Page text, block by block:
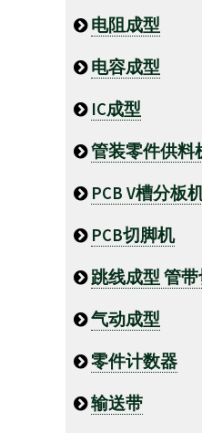
电阻成型
电容成型
IC成型
管装零件供料
PCB V槽分板
PCB切脚机
跳线成型 管
气动成型
零件计数器
输送带